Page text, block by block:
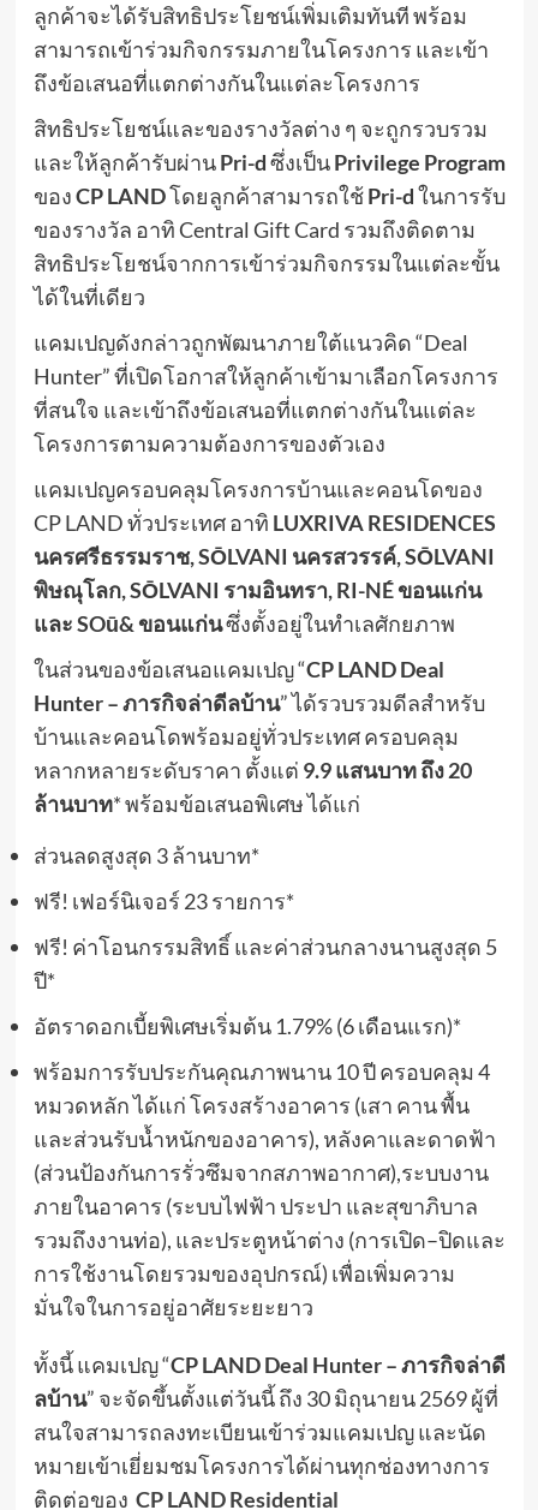
ลูกค้าจะได้รับสิทธิประโยชน์เพิ่มเติมทันที พร้อม
สามารถเข้าร่วมกิจกรรมภายในโครงการ และเข้า
ถึงข้อเสนอที่แตกต่างกันในแต่ละโครงการ
สิทธิประโยชน์และของรางวัลต่าง ๆ จะถูกรวบรวม
และให้ลูกค้ารับผ่านPri-dซึ่งเป็นPrivilege Program
ของCP LANDโดยลูกค้าสามารถใช้Pri-dในการรับ
ของรางวัล อาทิ Central Gift Card รวมถึงติดตาม
สิทธิประโยชน์จากการเข้าร่วมกิจกรรมในแต่ละขั้น
ได้ในที่เดียว
แคมเปญดังกล่าวถูกพัฒนาภายใต้แนวคิด “Deal
Hunter” ที่เปิดโอกาสให้ลูกค้าเข้ามาเลือกโครงการ
ที่สนใจ และเข้าถึงข้อเสนอที่แตกต่างกันในแต่ละ
โครงการตามความต้องการของตัวเอง
แคมเปญครอบคลุมโครงการบ้านและคอนโดของ
CP LAND ทั่วประเทศ อาทิ LUXRIVA RESIDENCES
นครศรีธรรมราช, SŌLVANI นครสวรรค์, SŌLVANI
พิษณุโลก, SŌLVANI รามอินทรา, RI-NÉ ขอนแก่น
และ SOū& ขอนแก่นซึ่งตั้งอยู่ในทำเลศักยภาพ
ในส่วนของข้อเสนอแคมเปญ “CP LAND Deal
Hunter – ภารกิจล่าดีลบ้าน” ได้รวบรวมดีลสำหรับ
บ้านและคอนโดพร้อมอยู่ทั่วประเทศ ครอบคลุม
หลากหลายระดับราคา ตั้งแต่ 9.9 แสนบาท ถึง 20
ล้านบาท* พร้อมข้อเสนอพิเศษ ได้แก่
ส่วนลดสูงสุด 3 ล้านบาท*
ฟรี! เฟอร์นิเจอร์ 23 รายการ*
ฟรี! ค่าโอนกรรมสิทธิ์ และค่าส่วนกลางนานสูงสุด 5
ปี*
อัตราดอกเบี้ยพิเศษเริ่มต้น 1.79% (6 เดือนแรก)*
พร้อมการรับประกันคุณภาพนาน 10 ปี ครอบคลุม 4
หมวดหลัก ได้แก่ โครงสร้างอาคาร (เสา คาน พื้น
และส่วนรับน้ำหนักของอาคาร), หลังคาและดาดฟ้า
(ส่วนป้องกันการรั่วซึมจากสภาพอากาศ),ระบบงาน
ภายในอาคาร (ระบบไฟฟ้า ประปา และสุขาภิบาล
รวมถึงงานท่อ), และประตูหน้าต่าง (การเปิด–ปิดและ
การใช้งานโดยรวมของอุปกรณ์) เพื่อเพิ่มความ
มั่นใจในการอยู่อาศัยระยะยาว
ทั้งนี้ แคมเปญ “CP LAND Deal Hunter – ภารกิจล่าดี
ลบ้าน” จะจัดขึ้นตั้งแต่วันนี้ ถึง 30 มิถุนายน 2569 ผู้ที่
สนใจสามารถลงทะเบียนเข้าร่วมแคมเปญ และนัด
หมายเข้าเยี่ยมชมโครงการได้ผ่านทุกช่องทางการ
ติดต่อของ CP LAND Residential